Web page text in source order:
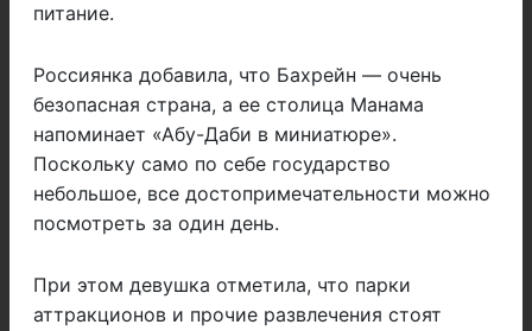
питание.
Россиянка добавила, что Бахрейн — очень
безопасная страна, а ее столица Манама
напоминает «Абу-Даби в миниатюре».
Поскольку само по себе государство
небольшое, все достопримечательности можно
посмотреть за один день.
При этом девушка отметила, что парки
аттракционов и прочие развлечения стоят